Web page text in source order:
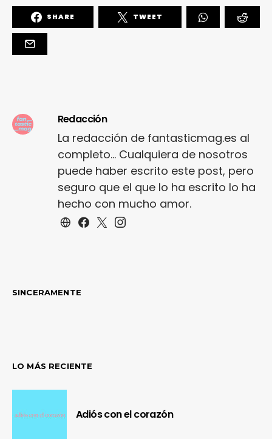
SHARE TWEET
Redacción
La redacción de fantasticmag.es al
completo... Cualquiera de nosotros
puede haber escrito este post, pero
seguro que el que lo ha escrito lo ha
hecho con mucho amor.
SINCERAMENTE
LO MÁS RECIENTE
Adiós con el corazón